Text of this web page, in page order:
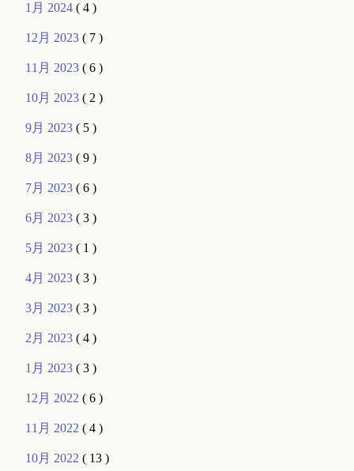
1月 2024( 4 )
12月 2023( 7 )
11月 2023( 6 )
10月 2023( 2 )
9月 2023( 5 )
8月 2023( 9 )
7月 2023( 6 )
6月 2023( 3 )
5月 2023( 1 )
4月 2023( 3 )
3月 2023( 3 )
2月 2023( 4 )
1月 2023( 3 )
12月 2022( 6 )
11月 2022( 4 )
10月 2022( 13 )